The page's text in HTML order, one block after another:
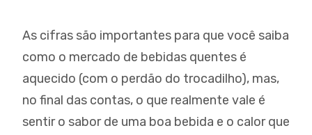
As cifras são importantes para que você saiba
como o mercado de bebidas quentes é
aquecido (com o perdão do trocadilho), mas,
no final das contas, o que realmente vale é
sentir o sabor de uma boa bebida e o calor que